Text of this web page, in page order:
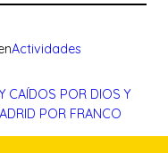
Actividades
CAÍDOS POR DIOS Y
POR FRANCO